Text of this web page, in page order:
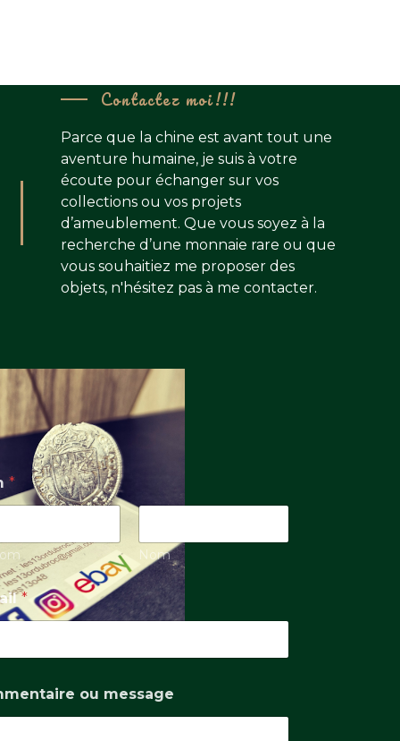
Contactez moi!!!
Parce que la chine est avant tout une
aventure humaine, je suis à votre
écoute pour échanger sur vos
collections ou vos projets
d’ameublement. Que vous soyez à la
recherche d’une monnaie rare ou que
vous souhaitiez me proposer des
objets, n'hésitez pas à me contacter.
*
Nom
*
ou message